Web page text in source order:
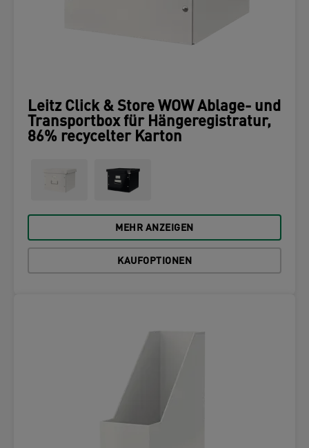
Leitz Click & Store WOW Ablage- und
Transportbox für Hängeregistratur,
86% recycelter Karton
MEHR ANZEIGEN
KAUFOPTIONEN